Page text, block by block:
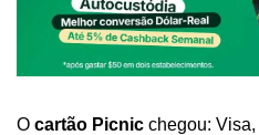
O cartão Picnic chegou: Visa,